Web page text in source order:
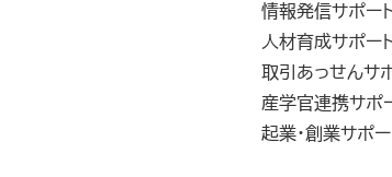
情報発信サポー
人材育成サポー
取引あっせんサ
産学官連携サポ
起業・創業サポー